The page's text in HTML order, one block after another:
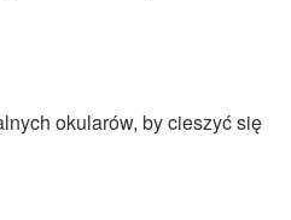
okularów, by cieszyć się